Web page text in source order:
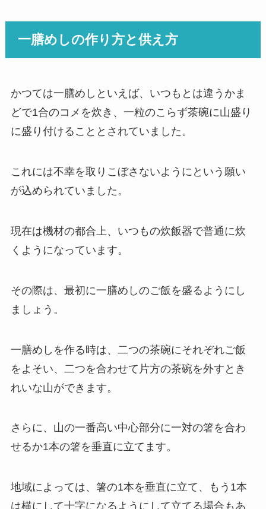
一膳めしの作り方と供え方
かつては一膳めしといえば、いつもとは違うかま
どで1合のコメを炊き、一粒のこらず茶碗に山盛り
に盛り付けることとされていました。
これには不幸を取りこぼさないようにという願い
が込められていました。
現在は機材の都合上、いつもの炊飯器で普通に炊
くようになっています。
その際は、最初に一膳めしのご飯を盛るようにし
ましょう。
一膳めしを作る時は、二つの茶碗にそれぞれご飯
をよそい、二つを合わせて片方の茶碗を外すとき
れいな山ができます。
さらに、山の一番高い中心部分に一対の箸を合わ
せるか1本の箸を垂直に立てます。
地域によっては、箸の1本を垂直に立て、もう1本
は横にして十字になるようにして立てる場合もあ